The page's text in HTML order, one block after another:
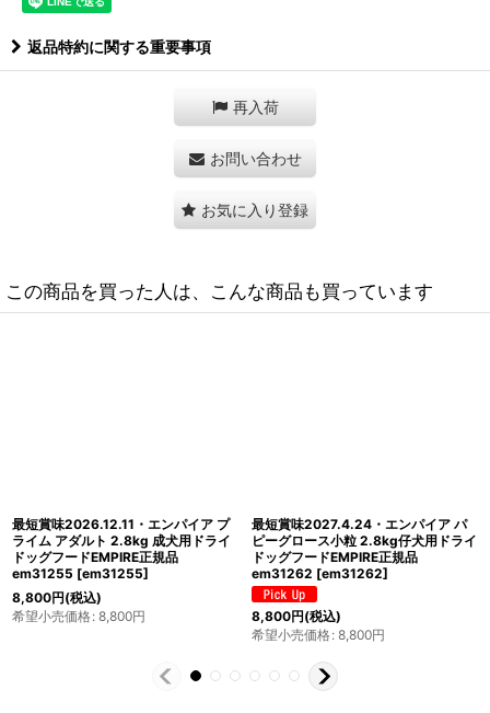
返品特約に関する重要事項
再入荷
お問い合わせ
お気に入り登録
この商品を買った人は、こんな商品も買っています
最短賞味2027.8.18・エンパイア プラ
イム パピー 2.8kg 子犬用ドライ ドッ
グフードEMPIRE正規品em31224
[em31224]
8,800円(税込)
希望小売価格: 8,800円
最短賞味2027.4.9・エンパイア シニ
ア バランスダイエット小粒 12kg肥
満/高齢犬用ドライ ドッグフード
EMPIRE正規品em31125
30,800円
(税込)
希望小売価格: 30,800